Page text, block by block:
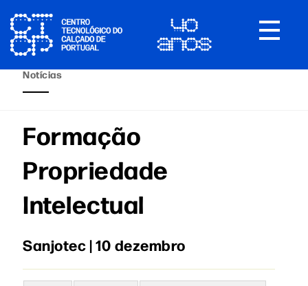
Toggle
Notícias
Formação
Propriedade
Intelectual
Sanjotec | 10 dezembro